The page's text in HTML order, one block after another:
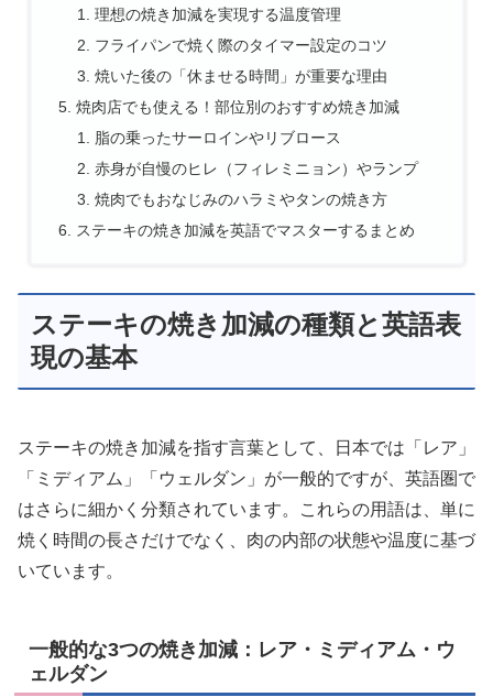
理想の焼き加減を実現する温度管理
フライパンで焼く際のタイマー設定のコツ
焼いた後の「休ませる時間」が重要な理由
焼肉店でも使える！部位別のおすすめ焼き加減
脂の乗ったサーロインやリブロース
赤身が自慢のヒレ（フィレミニョン）やランプ
焼肉でもおなじみのハラミやタンの焼き方
ステーキの焼き加減を英語でマスターするまとめ
ステーキの焼き加減の種類と英語表
現の基本
ステーキの焼き加減を指す言葉として、日本では「レア」
「ミディアム」「ウェルダン」が一般的ですが、英語圏で
はさらに細かく分類されています。これらの用語は、単に
焼く時間の長さだけでなく、肉の内部の状態や温度に基づ
いています。
一般的な3つの焼き加減：レア・ミディアム・ウ
ェルダン